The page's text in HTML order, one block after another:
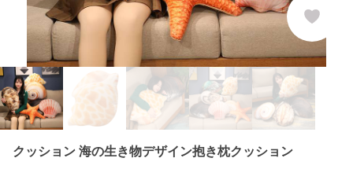
クッション 海の生き物デザイン抱き枕クッション